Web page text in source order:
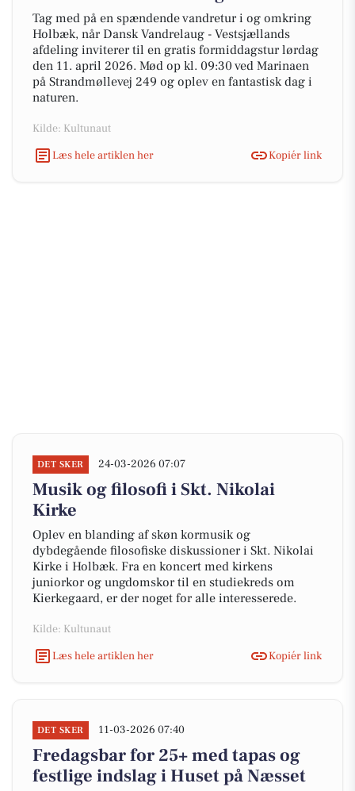
Tag med på en spændende vandretur i og omkring
Holbæk, når Dansk Vandrelaug - Vestsjællands
afdeling inviterer til en gratis formiddagstur lørdag
den 11. april 2026. Mød op kl. 09:30 ved Marinaen
på Strandmøllevej 249 og oplev en fantastisk dag i
naturen.
Kilde: Kultunaut
Læs hele artiklen her
Kopiér link
DET SKER 24-03-2026 07:07
Musik og filosofi i Skt. Nikolai
Kirke
Oplev en blanding af skøn kormusik og
dybdegående filosofiske diskussioner i Skt. Nikolai
Kirke i Holbæk. Fra en koncert med kirkens
juniorkor og ungdomskor til en studiekreds om
Kierkegaard, er der noget for alle interesserede.
Kilde: Kultunaut
Læs hele artiklen her
Kopiér link
DET SKER 11-03-2026 07:40
Fredagsbar for 25+ med tapas og
festlige indslag i Huset på Næsset